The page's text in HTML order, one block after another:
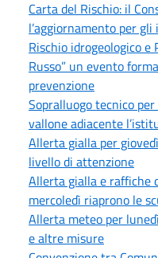
Carta del Rischio: il
l’aggiornamento per
Rischio idrogeologico e
Russo” un evento
prevenzione
Sopralluogo tecnico
vallone adiacente
Allerta gialla per
livello di attenzione
Allerta gialla e raffiche
mercoledì riaprono le
Allerta meteo per
e altre misure